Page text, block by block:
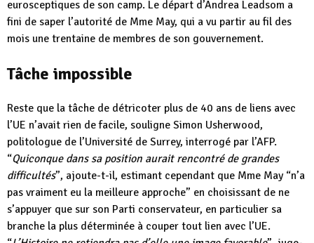
eurosceptiques de son camp. Le départ d’Andrea Leadsom a
fini de saper l’autorité de Mme May, qui a vu partir au fil des
mois une trentaine de membres de son gouvernement.
Tâche impossible
Reste que la tâche de détricoter plus de 40 ans de liens avec
l’UE n’avait rien de facile, souligne Simon Usherwood,
politologue de l’Université de Surrey, interrogé par l’AFP.
“Quiconque dans sa position aurait rencontré de grandes
difficultés”, ajoute-t-il, estimant cependant que Mme May “n’a
pas vraiment eu la meilleure approche” en choisissant de ne
s’appuyer que sur son Parti conservateur, en particulier sa
branche la plus déterminée à couper tout lien avec l’UE.